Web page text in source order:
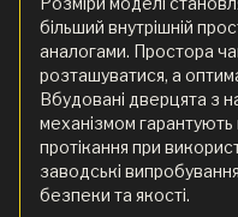
більший внутрішній
аналогами. Простора
розташуватися, а
Вбудовані дверцята з
механізмом гарантують
протікання при
заводські
безпеки та якості.